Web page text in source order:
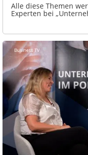
Alle diese Themen
Experten bei